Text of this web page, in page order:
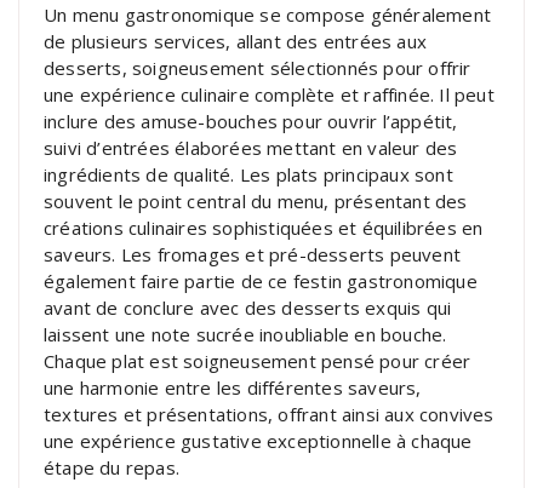
Un menu gastronomique se compose généralement
de plusieurs services, allant des entrées aux
desserts, soigneusement sélectionnés pour offrir
une expérience culinaire complète et raffinée. Il peut
inclure des amuse-bouches pour ouvrir l’appétit,
suivi d’entrées élaborées mettant en valeur des
ingrédients de qualité. Les plats principaux sont
souvent le point central du menu, présentant des
créations culinaires sophistiquées et équilibrées en
saveurs. Les fromages et pré-desserts peuvent
également faire partie de ce festin gastronomique
avant de conclure avec des desserts exquis qui
laissent une note sucrée inoubliable en bouche.
Chaque plat est soigneusement pensé pour créer
une harmonie entre les différentes saveurs,
textures et présentations, offrant ainsi aux convives
une expérience gustative exceptionnelle à chaque
étape du repas.